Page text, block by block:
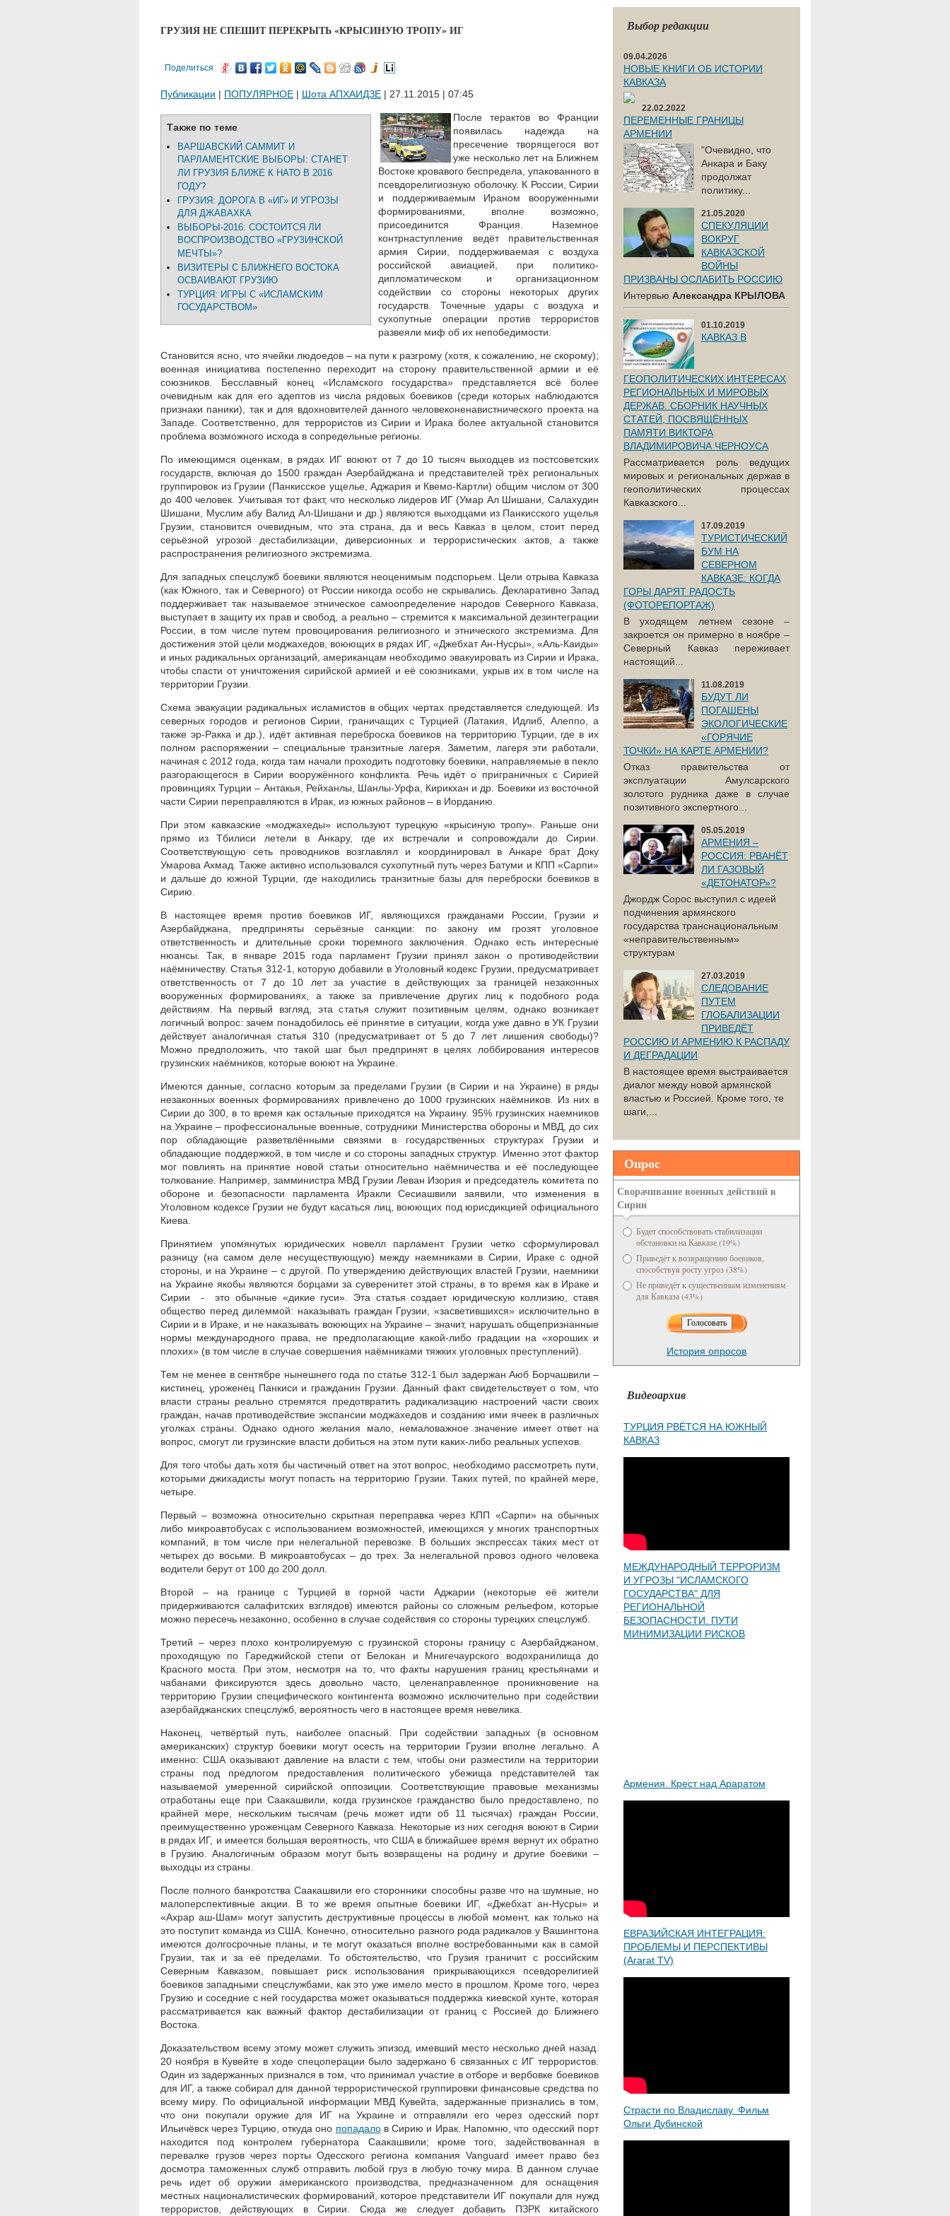
ГРУЗИЯ НЕ СПЕШИТ ПЕРЕКРЫТЬ «КРЫСИНУЮ ТРОПУ» ИГ
Поделиться
Публикации | ПОПУЛЯРНОЕ | Шота АПХАИДЗЕ | 27.11.2015 | 07:45
Также по теме
ВАРШАВСКИЙ САММИТ И
ПАРЛАМЕНТСКИЕ ВЫБОРЫ: СТАНЕТ
ЛИ ГРУЗИЯ БЛИЖЕ К НАТО В 2016
ГОДУ?
ГРУЗИЯ: ДОРОГА В «ИГ» И УГРОЗЫ
ДЛЯ ДЖАВАХКА
ВЫБОРЫ-2016: СОСТОИТСЯ ЛИ
ВОСПРОИЗВОДСТВО «ГРУЗИНСКОЙ
МЕЧТЫ»?
ВИЗИТЕРЫ С БЛИЖНЕГО ВОСТОКА
ОСВАИВАЮТ ГРУЗИЮ
ТУРЦИЯ: ИГРЫ С «ИСЛАМСКИМ
ГОСУДАРСТВОМ»
После терактов во Франции
появилась надежда на
пресечение творящегося вот
уже несколько лет на Ближнем
Востоке кровавого беспредела, упакованного в
псевдорелигиозную оболочку. К России, Сирии
и поддерживаемым Ираном вооруженными
формированиями, вполне возможно,
присоединится Франция. Наземное
контрнаступление ведёт правительственная
армия Сирии, поддерживаемая с воздуха
российской авиацией, при политико-
дипломатическом и организационном
содействии со стороны некоторых других
государств. Точечные удары с воздуха и
сухопутные операции против террористов
развеяли миф об их непобедимости.
Становится ясно, что ячейки людоедов – на пути к разгрому (хотя, к сожалению, не скорому);
военная инициатива постепенно переходит на сторону правительственной армии и её
союзников. Бесславный конец «Исламского государства» представляется всё более
очевидным как для его адептов из числа рядовых боевиков (среди которых наблюдаются
признаки паники), так и для вдохновителей данного человеконенавистнического проекта на
Западе. Соответственно, для террористов из Сирии и Ирака более актуальной становится
проблема возможного исхода в сопредельные регионы.
По имеющимся оценкам, в рядах ИГ воюют от 7 до 10 тысяч выходцев из постсоветских
государств, включая до 1500 граждан Азербайджана и представителей трёх региональных
группировок из Грузии (Панкисское ущелье, Аджария и Квемо-Картли) общим числом от 300
до 400 человек. Учитывая тот факт, что несколько лидеров ИГ (Умар Ал Шишани, Салахудин
Шишани, Муслим абу Валид Ал-Шишани и др.) являются выходцами из Панкисского ущелья
Грузии, становится очевидным, что эта страна, да и весь Кавказ в целом, стоит перед
серьёзной угрозой дестабилизации, диверсионных и террористических актов, а также
распространения религиозного экстремизма.
Для западных спецслужб боевики являются неоценимым подспорьем. Цели отрыва Кавказа
(как Южного, так и Северного) от России никогда особо не скрывались. Декларативно Запад
поддерживает так называемое этническое самоопределение народов Северного Кавказа,
выступает в защиту их прав и свобод, а реально – стремится к максимальной дезинтеграции
России, в том числе путем провоцирования религиозного и этнического экстремизма. Для
достижения этой цели моджахедов, воюющих в рядах ИГ, «Джебхат Ан-Нусры», «Аль-Каиды»
и иных радикальных организаций, американцам необходимо эвакуировать из Сирии и Ирака,
чтобы спасти от уничтожения сирийской армией и её союзниками, укрыв их в том числе на
территории Грузии.
Схема эвакуации радикальных исламистов в общих чертах представляется следующей. Из
северных городов и регионов Сирии, граничащих с Турцией (Латакия, Идлиб, Алеппо, а
также эр-Ракка и др.), идёт активная переброска боевиков на территорию Турции, где в их
полном распоряжении – специальные транзитные лагеря. Заметим, лагеря эти работали,
начиная с 2012 года, когда там начали проходить подготовку боевики, направляемые в пекло
разгорающегося в Сирии вооружённого конфликта. Речь идёт о приграничных с Сирией
провинциях Турции – Антакья, Рейханлы, Шанлы-Урфа, Кирикхан и др. Боевики из восточной
части Сирии переправляются в Ирак, из южных районов – в Иорданию.
При этом кавказские «моджахеды» используют турецкую «крысиную тропу». Раньше они
прямо из Тбилиси летели в Анкару, где их встречали и сопровождали до Сирии.
Соответствующую сеть проводников возглавлял и координировал в Анкаре брат Доку
Умарова Ахмад. Также активно использовался сухопутный путь через Батуми и КПП «Сарпи»
и дальше до южной Турции, где находились транзитные базы для переброски боевиков в
Сирию.
В настоящее время против боевиков ИГ, являющихся гражданами России, Грузии и
Азербайджана, предприняты серьёзные санкции: по закону им грозят уголовное
ответственность и длительные сроки тюремного заключения. Однако есть интересные
нюансы. Так, в январе 2015 года парламент Грузии принял закон о противодействии
наёмничеству. Статья 312-1, которую добавили в Уголовный кодекс Грузии, предусматривает
ответственность от 7 до 10 лет за участие в действующих за границей незаконных
вооруженных формированиях, а также за привлечение других лиц к подобного рода
действиям. На первый взгляд, эта статья служит позитивным целям, однако возникает
логичный вопрос: зачем понадобилось её принятие в ситуации, когда уже давно в УК Грузии
действует аналогичная статья 310 (предусматривает от 5 до 7 лет лишения свободы)?
Можно предположить, что такой шаг был предпринят в целях лоббирования интересов
грузинских наёмников, которые воюют на Украине.
Имеются данные, согласно которым за пределами Грузии (в Сирии и на Украине) в ряды
незаконных военных формированиях привлечено до 1000 грузинских наёмников. Из них в
Сирии до 300, в то время как остальные приходятся на Украину. 95% грузинских наемников
на Украине – профессиональные военные, сотрудники Министерства обороны и МВД, до сих
пор обладающие разветвлёнными связями в государственных структурах Грузии и
обладающие поддержкой, в том числе и со стороны западных структур. Именно этот фактор
мог повлиять на принятие новой статьи относительно наёмничества и её последующее
толкование. Например, замминистра МВД Грузии Леван Изория и председатель комитета по
обороне и безопасности парламента Иракли Сесиашвили заявили, что изменения в
Уголовном кодексе Грузии не будут касаться лиц, воюющих под юрисдикцией официального
Киева.
Принятием упомянутых юридических новелл парламент Грузии четко сформулировал
разницу (на самом деле несуществующую) между наемниками в Сирии, Ираке с одной
стороны, и на Украине – с другой. По утверждению действующих властей Грузии, наемники
на Украине якобы являются борцами за суверенитет этой страны, в то время как в Ираке и
Сирии - это обычные «дикие гуси». Эта статья создает юридическую коллизию, ставя
общество перед дилеммой: наказывать граждан Грузии, «засветившихся» исключительно в
Сирии и в Ираке, и не наказывать воюющих на Украине – значит, нарушать общепризнанные
нормы международного права, не предполагающие какой-либо градации на «хороших и
плохих» (в том числе в случае совершения наёмниками тяжких уголовных преступлений).
Тем не менее в сентябре нынешнего года по статье 312-1 был задержан Аюб Борчашвили –
кистинец, уроженец Панкиси и гражданин Грузии. Данный факт свидетельствует о том, что
власти страны реально стремятся предотвратить радикализацию настроений части своих
граждан, начав противодействие экспансии моджахедов и созданию ими ячеек в различных
уголках страны. Однако одного желания мало, немаловажное значение имеет ответ на
вопрос, смогут ли грузинские власти добиться на этом пути каких-либо реальных успехов.
Для того чтобы дать хотя бы частичный ответ на этот вопрос, необходимо рассмотреть пути,
которыми джихадисты могут попасть на территорию Грузии. Таких путей, по крайней мере,
четыре.
Первый – возможна относительно скрытная переправка через КПП «Сарпи» на обычных
либо микроавтобусах с использованием возможностей, имеющихся у многих транспортных
компаний, в том числе при нелегальной перевозке. В больших экспрессах таких мест от
четырех до восьми. В микроавтобусах – до трех. За нелегальной провоз одного человека
водители берут от 100 до 200 долл.
Второй – на границе с Турцией в горной части Аджарии (некоторые её жители
придерживаются салафитских взглядов) имеются районы со сложным рельефом, которые
можно пересечь незаконно, особенно в случае содействия со стороны турецких спецслужб.
Третий – через плохо контролируемую с грузинской стороны границу с Азербайджаном,
проходящую по Гареджийской степи от Белокан и Мнигечаурского водохранилища до
Красного моста. При этом, несмотря на то, что факты нарушения границ крестьянами и
чабанами фиксируются здесь довольно часто, целенаправленное проникновение на
территорию Грузии специфического контингента возможно исключительно при содействии
азербайджанских спецслужб, вероятность чего в настоящее время невелика.
Наконец, четвёртый путь, наиболее опасный. При содействии западных (в основном
американских) структур боевики могут осесть на территории Грузии вполне легально. А
именно: США оказывают давление на власти с тем, чтобы они разместили на территории
страны под предлогом предоставления политического убежища представителей так
называемой умеренной сирийской оппозиции. Соответствующие правовые механизмы
отработаны еще при Саакашвили, когда грузинское гражданство было предоставлено, по
крайней мере, нескольким тысячам (речь может идти об 11 тысячах) граждан России,
преимущественно уроженцам Северного Кавказа. Некоторые из них сегодня воюют в Сирии
в рядах ИГ, и имеется большая вероятность, что США в ближайшее время вернут их обратно
в Грузию. Аналогичным образом могут быть возвращены на родину и другие боевики –
выходцы из страны.
После полного банкротства Саакашвили его сторонники способны разве что на шумные, но
малоперспективные акции. В то же время опытные боевики ИГ, «Джебхат ан-Нусры» и
«Ахрар аш-Шам» могут запустить деструктивные процессы в любой момент, как только на
это поступит команда из США. Конечно, относительно разного рода радикалов у Вашингтона
имеются долгосрочные планы, и те могут оказаться вполне востребованными как в самой
Грузии, так и за её пределами. То обстоятельство, что Грузия граничит с российским
Северным Кавказом, повышает риск использования прикрывающихся псевдорелигией
боевиков западными спецслужбами, как это уже имело место в прошлом. Кроме того, через
Грузию и соседние с ней государства может оказываться поддержка киевской хунте, которая
рассматривается как важный фактор дестабилизации от границ с Россией до Ближнего
Востока.
Доказательством всему этому может служить эпизод, имевший место несколько дней назад.
20 ноября в Кувейте в ходе спецоперации было задержано 6 связанных с ИГ террористов.
Один из задержанных признался в том, что принимал участие в отборе и вербовке боевиков
для ИГ, а также собирал для данной террористической группировки финансовые средства по
всему миру. По официальной информации МВД Кувейта, задержанные признались в том,
что они покупали оружие для ИГ на Украине и отправляли его через одесский порт
Ильичёвск через Турцию, откуда оно попадалов Сирию и Ирак. Напомню, что одесский порт
находится под контролем губернатора Саакашвили; кроме того, задействованная в
перевалке грузов через порты Одесского региона компания Vanguard имеет право без
досмотра таможенных служб отправить любой груз в любую точку мира. В данном случае
речь идет об оружии американского производства, предназначенном для оснащения
местных националистических формирований, которое представители ИГ покупали для нужд
террористов, действующих в Сирии. Сюда же следует добавить ПЗРК китайского
Выбор редакции
09.04.2026
НОВЫЕ КНИГИ ОБ ИСТОРИИ
КАВКАЗА
22.02.2022
ПЕРЕМЕННЫЕ ГРАНИЦЫ
АРМЕНИИ
"Очевидно, что
Анкара и Баку
продолжат
политику...
21.05.2020
СПЕКУЛЯЦИИ
ВОКРУГ
КАВКАЗСКОЙ
ВОЙНЫ
ПРИЗВАНЫ ОСЛАБИТЬ РОССИЮ
Интервью Александра КРЫЛОВА
01.10.2019
КАВКАЗ В
ГЕОПОЛИТИЧЕСКИХ ИНТЕРЕСАХ
РЕГИОНАЛЬНЫХ И МИРОВЫХ
ДЕРЖАВ. СБОРНИК НАУЧНЫХ
СТАТЕЙ, ПОСВЯЩЁННЫХ
ПАМЯТИ ВИКТОРА
ВЛАДИМИРОВИЧА ЧЕРНОУСА
Рассматривается роль ведущих
мировых и региональных держав в
геополитических процессах
Кавказского...
17.09.2019
ТУРИСТИЧЕСКИЙ
БУМ НА
СЕВЕРНОМ
КАВКАЗЕ: КОГДА
ГОРЫ ДАРЯТ РАДОСТЬ
(ФОТОРЕПОРТАЖ)
В уходящем летнем сезоне –
закроется он примерно в ноябре –
Северный Кавказ переживает
настоящий...
11.08.2019
БУДУТ ЛИ
ПОГАШЕНЫ
ЭКОЛОГИЧЕСКИЕ
«ГОРЯЧИЕ
ТОЧКИ» НА КАРТЕ АРМЕНИИ?
Отказ правительства от
эксплуатации Амулсарского
золотого рудника даже в случае
позитивного экспертного...
05.05.2019
АРМЕНИЯ –
РОССИЯ: РВАНЁТ
ЛИ ГАЗОВЫЙ
«ДЕТОНАТОР»?
Джордж Сорос выступил с идеей
подчинения армянского
государства транснациональным
«неправительственным»
структурам
27.03.2019
СЛЕДОВАНИЕ
ПУТЕМ
ГЛОБАЛИЗАЦИИ
ПРИВЕДЁТ
РОССИЮ И АРМЕНИЮ К РАСПАДУ
И ДЕГРАДАЦИИ
В настоящее время выстраивается
диалог между новой армянской
властью и Россией. Кроме того, те
шаги,...
Опрос
Сворачивание военных действий в
Сирии
Будет способствовать стабилизации
обстановки на Кавказе (19%)
Приведёт к возвращению боевиков,
способствуя росту угроз (38%)
Не приведёт к существенным изменениям
для Кавказа (43%)
История опросов
Видеоархив
ТУРЦИЯ РВЁТСЯ НА ЮЖНЫЙ
КАВКАЗ
МЕЖДУНАРОДНЫЙ ТЕРРОРИЗМ
И УГРОЗЫ "ИСЛАМСКОГО
ГОСУДАРСТВА" ДЛЯ
РЕГИОНАЛЬНОЙ
БЕЗОПАСНОСТИ. ПУТИ
МИНИМИЗАЦИИ РИСКОВ
Армения. Крест над Араратом
ЕВРАЗИЙСКАЯ ИНТЕГРАЦИЯ:
ПРОБЛЕМЫ И ПЕРСПЕКТИВЫ
(Ararat TV)
Страсти по Владиславу. Фильм
Ольги Дубинской